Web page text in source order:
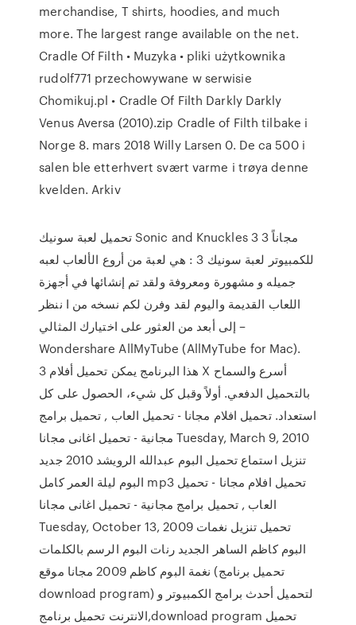
merchandise, T shirts, hoodies, and much
more. The largest range available on the net.
Cradle Of Filth • Muzyka • pliki użytkownika
rudolf771 przechowywane w serwisie
Chomikuj.pl • Cradle Of Filth Darkly Darkly
Venus Aversa (2010).zip Cradle of Filth tilbake i
Norge 8. mars 2018 Willy Larsen 0. De ca 500 i
salen ble etterhvert svært varme i trøya denne
kvelden. Arkiv
تحميل لعبة سونيك Sonic and Knuckles 3 3 مجاناً
للكمبيوتر لعبة سونيك 3 : هي لعبة من أروع الألعاب لعبه
جميله و مشهورة ومعروفة ولقد تم إنشائها في أجهزة
اللعاب القديمة واليوم لقد وفرن لكم نسخه من ا ننظر
إلى أبعد من العثور على اختيارك المثالي –
Wondershare AllMyTube (AllMyTube for Mac).
هذا البرنامج يمكن تحميل أفلام 3 X أسرع والسماح
بالتحميل الدفعي. أولاً وقبل كل شيء، الحصول على كل
استعداد. تحميل افلام مجانا - تحميل العاب , تحميل برامج
مجانية - تحميل اغانى مجانا Tuesday, March 9, 2010
تنزيل استماع تحميل البوم عبدالله الرويشد 2010 جديد
البوم ليلة العمر كامل mp3 تحميل افلام مجانا - تحميل
العاب , تحميل برامج مجانية - تحميل اغانى مجانا
Tuesday, October 13, 2009 تحميل تنزيل نغمات
البوم كاظم الساهر الجديد رنات البوم الرسم بالكلمات
نغمة البوم كاظم 2009 مجانا موقع (تحميل برنامج
download program) لتحميل أحدث برامج الكمبيوتر و
الانترنت تحميل برنامج,download program تحميل